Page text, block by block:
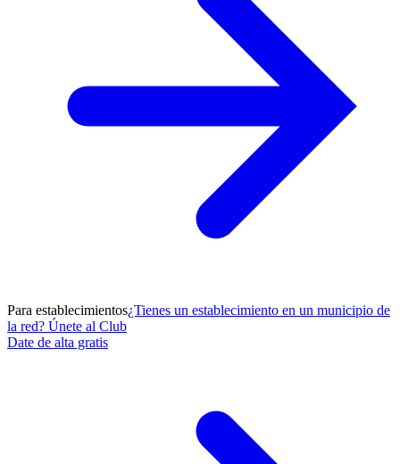
Para establecimientos¿Tienes un establecimiento en un municipio de
la red? Únete al Club
Date de alta gratis